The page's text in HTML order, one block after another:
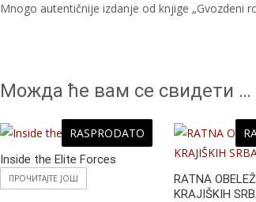
Mnogo autentičnije izdanje od knjige „Gvozdeni
Можда ће вам се свидети …
RASPRODATO
Inside the Elite Forces
ПРОЧИТАЈТЕ ЈОШ
RATNA
KRAJIŠKIH